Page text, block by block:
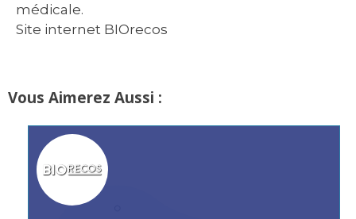
médicale.
Site internet BIOrecos
Vous Aimerez Aussi :